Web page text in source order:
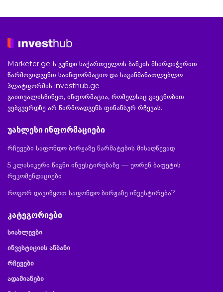
Marketer.ge-ს გუნდი საქართველოს ბანკის მხარდაჭერით
წარმოგიდგენთ საინფორმაციო და საგანმანათლებლო
პლატფორმას investhub.ge
გაითვალისწინეთ, ინფორმაცია, რომელსაც გაეცნობით
ვებგვერდზე არ წარმოადგენს ფინანსურ რჩევას.
უახლესი ინფორმაციები
რჩევები საფონდო ბირჟაზე წარმატების მისაღწევად
5 კლასიკური წიგნი ინვესტირებაზე — უორენ ბაფეტის
რეკომენდაციები
როგორ დავიწყოთ საფონდო ბირჟაზე ინვესტირება?
კატეგორიები
სიახლეები
ინვესტიციის ანბანი
რჩევები
ადამიანები